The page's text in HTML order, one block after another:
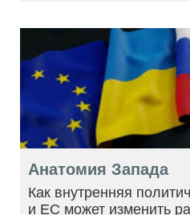
Анатомия Запада
Как внутренняя
и ЕС может изменить